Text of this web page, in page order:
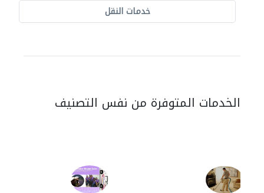
خدمات النقل
الخدمات المتوفرة من نفس التصنيف